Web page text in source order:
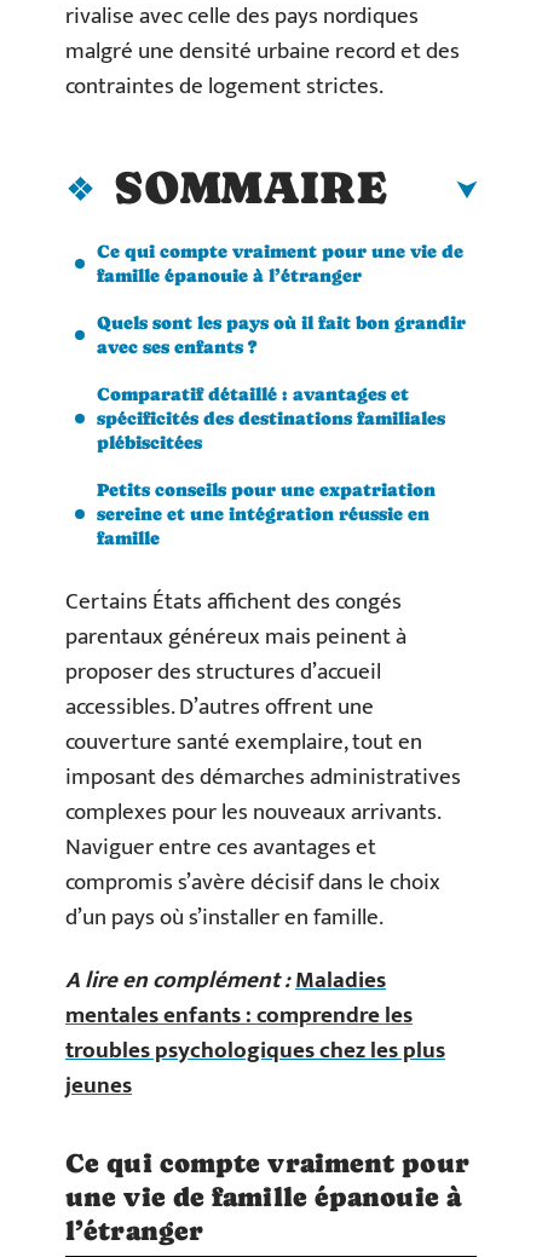
rivalise avec celle des pays nordiques
malgré une densité urbaine record et des
contraintes de logement strictes.
SOMMAIRE
Ce qui compte vraiment pour une vie de
famille épanouie à l’étranger
Quels sont les pays où il fait bon grandir
avec ses enfants ?
Comparatif détaillé : avantages et
spécificités des destinations familiales
plébiscitées
Petits conseils pour une expatriation
sereine et une intégration réussie en
famille
Certains États affichent des congés
parentaux généreux mais peinent à
proposer des structures d’accueil
accessibles. D’autres offrent une
couverture santé exemplaire, tout en
imposant des démarches administratives
complexes pour les nouveaux arrivants.
Naviguer entre ces avantages et
compromis s’avère décisif dans le choix
d’un pays où s’installer en famille.
A lire en complément :Maladies
mentales enfants : comprendre les
troubles psychologiques chez les plus
jeunes
Ce qui compte vraiment pour
une vie de famille épanouie à
l’étranger